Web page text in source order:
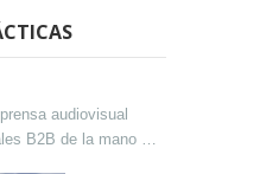
audiovisual
B2B de la mano de